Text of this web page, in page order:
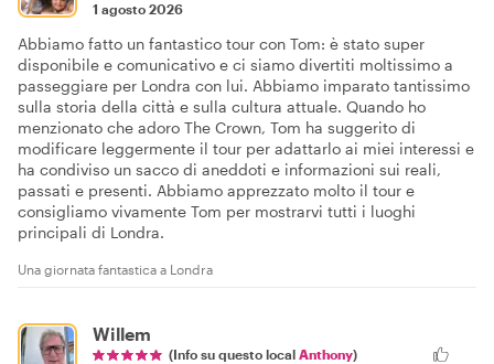
1 agosto 2026
Abbiamo fatto un fantastico tour con Tom: è stato super
disponibile e comunicativo e ci siamo divertiti moltissimo a
passeggiare per Londra con lui. Abbiamo imparato tantissimo
sulla storia della città e sulla cultura attuale. Quando ho
menzionato che adoro The Crown, Tom ha suggerito di
modificare leggermente il tour per adattarlo ai miei interessi e
ha condiviso un sacco di aneddoti e informazioni sui reali,
passati e presenti. Abbiamo apprezzato molto il tour e
consigliamo vivamente Tom per mostrarvi tutti i luoghi
principali di Londra.
Una giornata fantastica a Londra
Willem
(Info su questo local Anthony)